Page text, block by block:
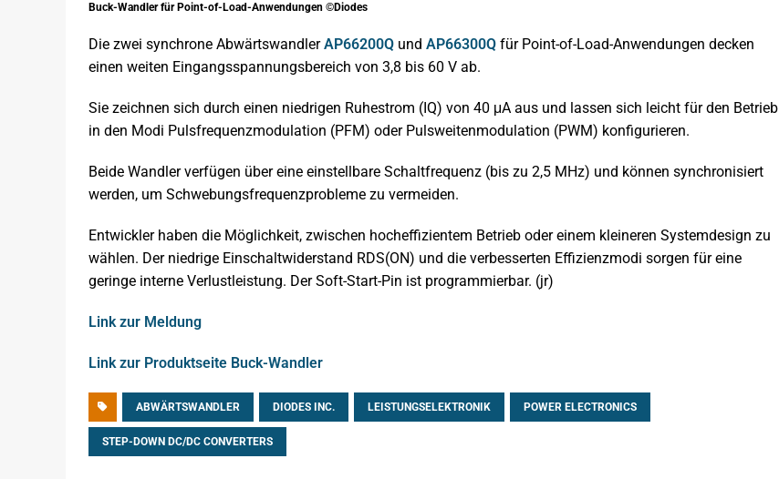
Buck-Wandler für Point-of-Load-Anwendungen ©Diodes
Die zwei synchrone AbwärtswandlerAP66200Q und AP66300Q für Point-of-Load-Anwendungen decken
einen weiten Eingangsspannungsbereich von 3,8 bis 60 V ab.
Sie zeichnen sich durch einen niedrigen Ruhestrom (IQ) von 40 μA aus und lassen sich leicht für den Betrieb
in den Modi Pulsfrequenzmodulation (PFM) oder Pulsweitenmodulation (PWM) konfigurieren.
Beide Wandler verfügen über eine einstellbare Schaltfrequenz (bis zu 2,5 MHz) und können synchronisiert
werden, um Schwebungsfrequenzprobleme zu vermeiden.
Entwickler haben die Möglichkeit, zwischen hocheffizientem Betrieb oder einem kleineren Systemdesign zu
wählen. Der niedrige Einschaltwiderstand RDS(ON) und die verbesserten Effizienzmodi sorgen für eine
geringe interne Verlustleistung. Der Soft-Start-Pin ist programmierbar. (jr)
Link zur Meldung
Link zur Produktseite Buck-Wandler
ABWÄRTSWANDLER DIODES INC. LEISTUNGSELEKTRONIK POWER ELECTRONICS
STEP-DOWN DC/DC CONVERTERS